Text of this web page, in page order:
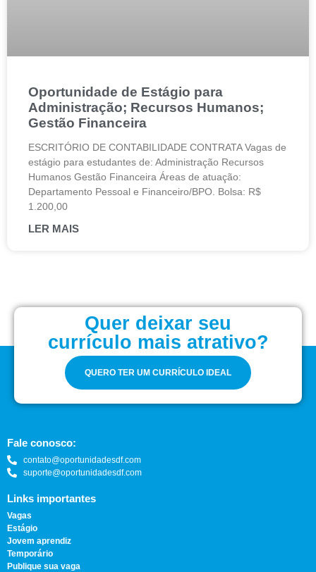
Oportunidade de Estágio para
Administração; Recursos Humanos;
Gestão Financeira
ESCRITÓRIO DE CONTABILIDADE CONTRATA Vagas de
estágio para estudantes de: Administração Recursos
Humanos Gestão Financeira Áreas de atuação:
Departamento Pessoal e Financeiro/BPO. Bolsa: R$
1.200,00
LER MAIS
Quer deixar seu
currículo mais atrativo?
QUERO TER UM CURRÍCULO IDEAL
Fale conosco:
contato@oportunidadesdf.com
suporte@oportunidadesdf.com
Links importantes
Vagas
Estágio
Jovem aprendiz
Temporário
Publique sua vaga